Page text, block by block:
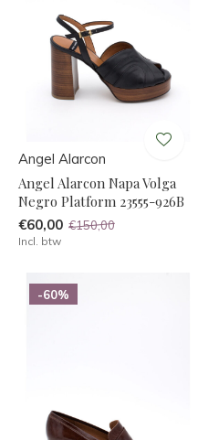
Angel Alarcon
Angel Alarcon Napa Volga
Negro Platform 23555-926B
€60,00 €150,00
Incl. btw
-60%